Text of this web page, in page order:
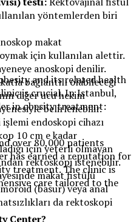
yöntemlerden biri
makat
için kullanılan alettir.
anoskopi denilir.
bağlantılı olabileceği
diğer ucu hekim
belirlenebilir.
endoskopi cihazı
10 cm e kadar
için yeterli olmayan
rektoskopi istenebilir.
makat fistülü
(basur) veya anal
da rektoskopi
and its related health
is crucial. In Istanbul,
in obesity treatment:
over 80,000 patients
has earned a reputation for
treatment. The clinic is
care tailored to the
Center?